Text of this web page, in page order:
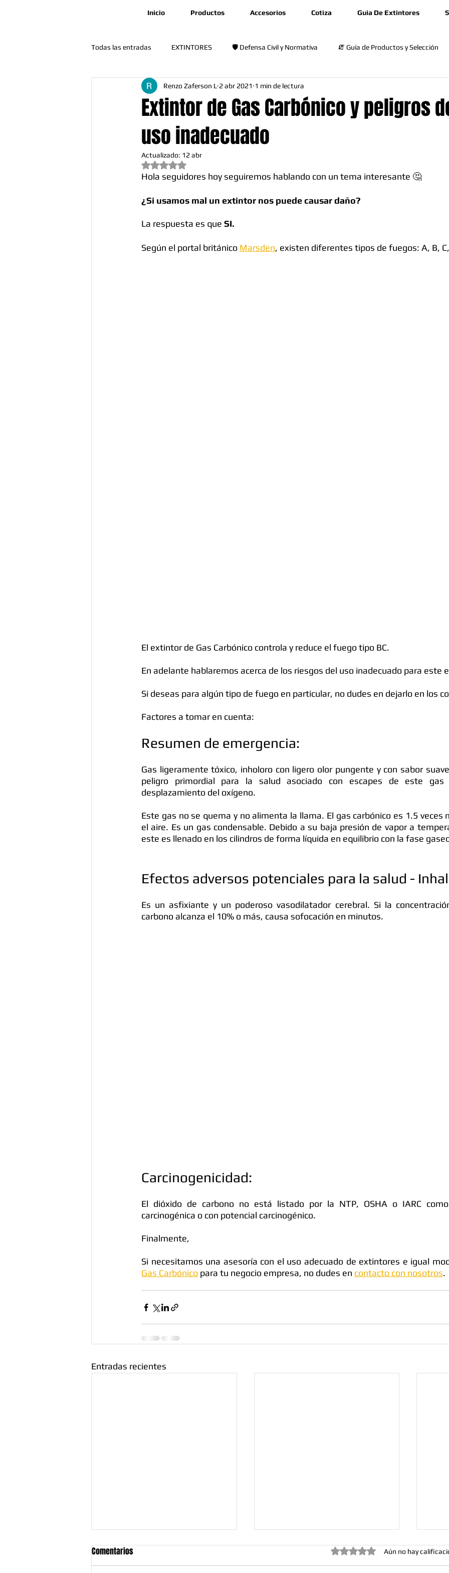
Inicio Productos Accesorios Cotiza Guia De Extintores
Todas las entradas EXTINTORES 🛡️ Defensa Civil y Normativa 🧯 Guía de Productos y Selección
🛠️ Mantenimiento y Operatividad 🎓 Capacitación y Seguridad
Extintor de Gas Carbónico y peligros
uso inadecuado
Renzo Zaferson L 2 abr 2021 1 min de lectura
Actualizado: 12 abr
Obtuvo NaN de 5 estrellas.
Hola seguidores hoy seguiremos hablando con un tema interesante 🤔
¿Si usamos mal un extintor nos puede causar daño?
La respuesta es que SI.
Según el portal británico Marsden, existen diferentes tipos de fuegos: A, B, C,
El extintor de Gas Carbónico controla y reduce el fuego tipo BC.
En adelante hablaremos acerca de los riesgos del uso inadecuado para este
Si deseas para algún tipo de fuego en particular, no dudes en dejarlo en los
Factores a tomar en cuenta:
Resumen de emergencia:
Gas ligeramente tóxico, inholoro con ligero olor pungente y con sabor
peligro primordial para la salud asociado con escapes de este
desplazamiento del oxígeno.
Este gas no se quema y no alimenta la llama. El gas carbónico es 1.5 veces
el aire. Es un gas condensable. Debido a su baja presión de vapor a
este es llenado en los cilindros de forma líquida en equilibrio con la fase
Efectos adversos potenciales para la salud -
Es un asfixiante y un poderoso vasodilatador cerebral. Si la
carbono alcanza el 10% o más, causa sofocación en minutos.
Carcinogenicidad:
El dióxido de carbono no está listado por la NTP, OSHA o IARC
carcinogénica o con potencial carcinogénico.
Finalmente,
Si necesitamos una asesoría con el uso adecuado de extintores e igual
Gas Carbónico para tu negocio empresa, no dudes en contacto con nosotros.
Entradas recientes
Comentarios Obtuvo 0 de 5 estrellas.
Aún no hay